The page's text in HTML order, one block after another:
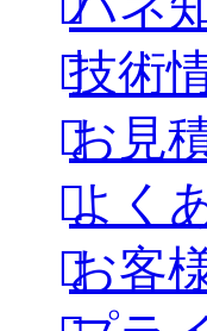
技術
お見
よく
お客